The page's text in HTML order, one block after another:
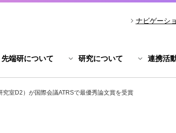
ナビゲーシ
先端研について 研究について 連携活
究室D2）が国際会議ATRSで最優秀論文賞を受賞